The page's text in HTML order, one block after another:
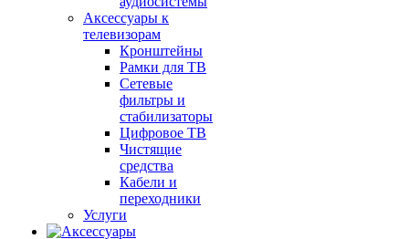
Аксессуары к
телевизорам
Кронштейны
Рамки для ТВ
Сетевые
фильтры и
стабилизаторы
Цифровое ТВ
Чистящие
средства
Кабели и
переходники
Услуги